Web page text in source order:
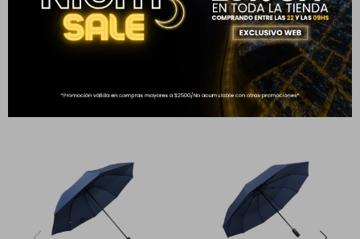
Ancho
56 58 59 62 64
Completá tu compra